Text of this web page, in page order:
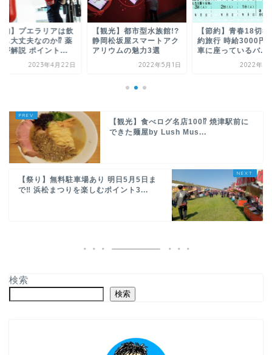
胸】プエラリアは飲
も大丈夫なのか⁉ 薬
が解説 ポイント...
2023年4月22日
【観光】都市型水族館!?
静岡松坂屋スマートアク
アリウムの魅力3選
2022年5月1日
【節約】青春18切符
約旅行 時給3000円
車に座っているバ...
2022年8
【観光】食べログ名店100⁉ 焼津駅前に
できた麺屋by Lush Mus...
【祭り】無料駐車場あり 明日5月5日ま
で‼ 浜松まつりを楽しむポイント3...
検索
検索